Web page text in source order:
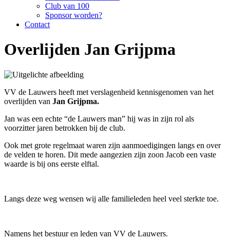
Club van 100
Sponsor worden?
Contact
Overlijden Jan Grijpma
VV de Lauwers heeft met verslagenheid kennisgenomen van het
overlijden van Jan Grijpma.
Jan was een echte “de Lauwers man” hij was in zijn rol als
voorzitter jaren betrokken bij de club.
Ook met grote regelmaat waren zijn aanmoedigingen langs en over
de velden te horen. Dit mede aangezien zijn zoon Jacob een vaste
waarde is bij ons eerste elftal.
Langs deze weg wensen wij alle familieleden heel veel sterkte toe.
Namens het bestuur en leden van VV de Lauwers.